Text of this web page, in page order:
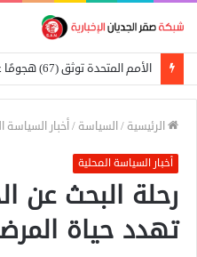
الأمم المتحدة توثق (67) هجومًا على المدارس في السودان
الرئيسية /السياسة /أخبار السياسة
أخبار السياسة المحلية
رحلة البحث عن
تهدد حياة